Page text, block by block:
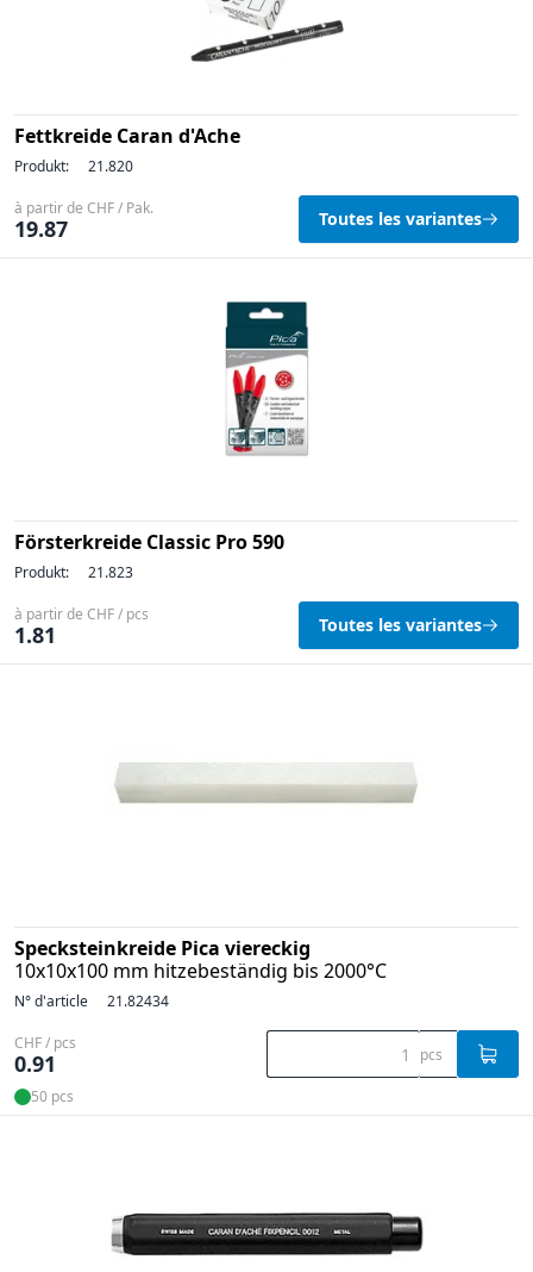
Fettkreide Caran d'Ache
Produkt: 21.820
à partir de CHF / Pak.
19.87 Toutes les variantes
Försterkreide Classic Pro 590
Produkt: 21.823
à partir de CHF / pcs
1.81 Toutes les variantes
Specksteinkreide Pica viereckig
10x10x100 mm hitzebeständig bis 2000°C
N° d'article 21.82434
CHF / pcs
0.91 pcs
50 pcs